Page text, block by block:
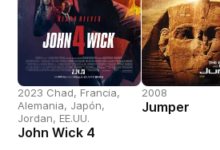
2023 Chad, Francia,
Alemania, Japón,
Jordan, EE.UU.
John Wick 4
2008
Jumper